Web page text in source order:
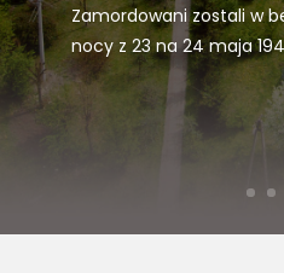
Zamordowani zostali w
nocy z 23 na 24 maja